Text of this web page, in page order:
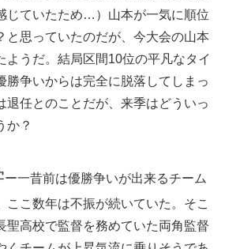
じていたため…）山本が一気に順位
と思っていたのだが、今大会の山本
ようだ。結局区間10位の平凡なタイ
勝争いからは完全に脱落してしまっ
退任とのことだが、来季はどういっ
か？
ー一昔前は優勝争いが出来るチーム
ここ数年は不振が続いていた。そこ
聖高校で監督を務めていた両角監督